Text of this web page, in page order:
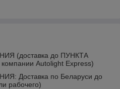
(доставка до ПУНКТА
Autolight Express)
Доставка по Беларуси до
рабочего)